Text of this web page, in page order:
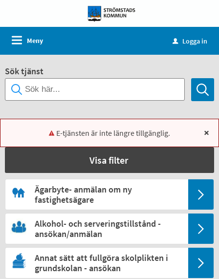
Meny u Logga in
Sök tjänst
E-tjänsten är inte längre tillgänglig. x
Visa filter
Ägarbyte- anmälan om ny
fastighetsägare
Alkohol- och serveringstillstånd -
ansökan/anmälan
Annat sätt att fullgöra skolplikten i
grundskolan - ansökan